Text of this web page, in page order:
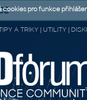
A TRIKY | UTILITY |
cookies pro funkce